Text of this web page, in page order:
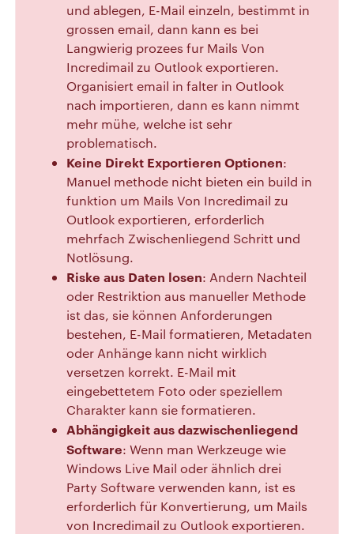
und ablegen, E-Mail einzeln, bestimmt in
grossen email, dann kann es bei
Langwierig prozees fur Mails Von
Incredimail zu Outlook exportieren.
Organisiert email in falter in Outlook
nach importieren, dann es kann nimmt
mehr mühe, welche ist sehr
problematisch.
Keine Direkt Exportieren Optionen:
Manuel methode nicht bieten ein build in
funktion um Mails Von Incredimail zu
Outlook exportieren, erforderlich
mehrfach Zwischenliegend Schritt und
Notlösung.
Riske aus Daten losen: Andern Nachteil
oder Restriktion aus manueller Methode
ist das, sie können Anforderungen
bestehen, E-Mail formatieren, Metadaten
oder Anhänge kann nicht wirklich
versetzen korrekt. E-Mail mit
eingebettetem Foto oder speziellem
Charakter kann sie formatieren.
Abhängigkeit aus dazwischenliegend
Software: Wenn man Werkzeuge wie
Windows Live Mail oder ähnlich drei
Party Software verwenden kann, ist es
erforderlich für Konvertierung, um Mails
von Incredimail zu Outlook exportieren.